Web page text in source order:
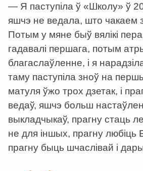
— Я паступіла ў «Школу» ў
яшчэ не ведала, што чакаем
Потым у мяне быў вялікі
гадавалі першага, потым
благаслаўленне, і я
таму паступіла зноў на
матуля ўжо трох дзетак, і
ведаў, яшчэ больш
выкладчыкаў, прагну стаць
не для іншых, прагну любіць
прагну быць шчаслівай і